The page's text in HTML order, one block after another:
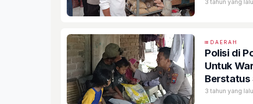
3 tahun yang lalu
DAERAH
Polisi di
Untuk
Berstatus
3 tahun yang lalu